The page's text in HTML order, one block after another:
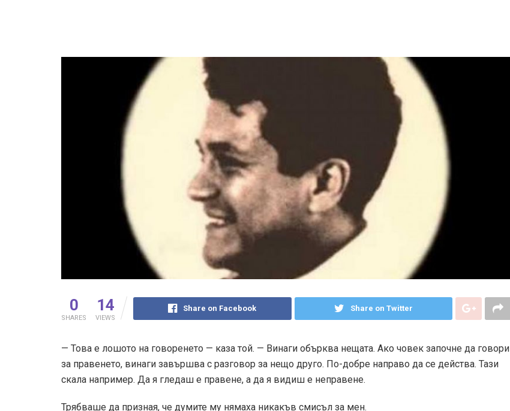
0
SHARES
14
VIEWS
Share on Facebook Share on Twitter
— Това е лошото на говоренето — каза той. — Винаги обърква нещата. Ако човек започне да говори
за правенето, винаги завършва с разговор за нещо друго. По-добре направо да се действа. Тази
скала например. Да я гледаш е правене, а да я видиш е неправене.
Трябваше да призная, че думите му нямаха никакъв смисъл за мен.